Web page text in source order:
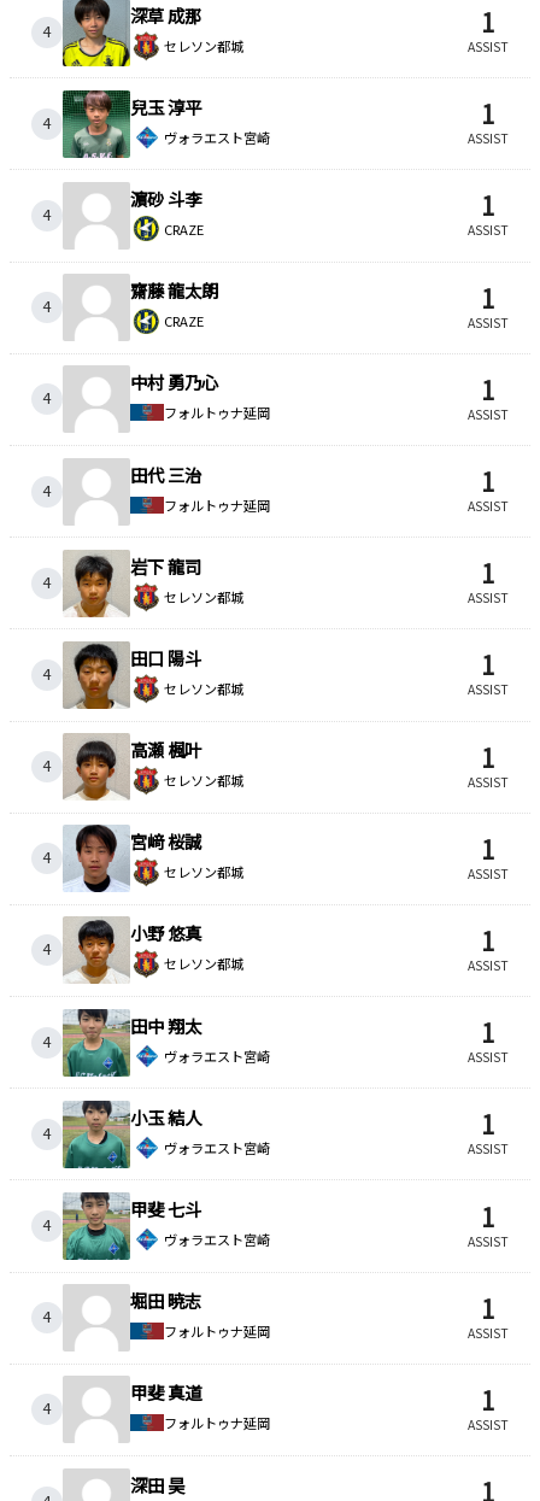
4
深草 成那
セレソン都城
1
ASSIST
4
兒玉 淳平
ヴォラエスト宮崎
1
ASSIST
4
濵砂 斗李
CRAZE
1
ASSIST
4
齋藤 龍太朗
CRAZE
1
ASSIST
4
中村 勇乃心
フォルトゥナ延岡
1
ASSIST
4
田代 三治
フォルトゥナ延岡
1
ASSIST
4
岩下 龍司
セレソン都城
1
ASSIST
4
田口 陽斗
セレソン都城
1
ASSIST
4
高瀬 楓叶
セレソン都城
1
ASSIST
4
宮﨑 桜誠
セレソン都城
1
ASSIST
4
小野 悠真
セレソン都城
1
ASSIST
4
田中 翔太
ヴォラエスト宮崎
1
ASSIST
4
小玉 結人
ヴォラエスト宮崎
1
ASSIST
4
甲斐 七斗
ヴォラエスト宮崎
1
ASSIST
4
堀田 暁志
フォルトゥナ延岡
1
ASSIST
4
甲斐 真道
フォルトゥナ延岡
1
ASSIST
深田 昊 1